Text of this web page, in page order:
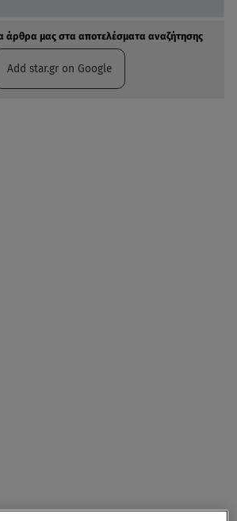
άρθρα μας στα αποτελέσματα αναζήτησης
Add star.gr on Google